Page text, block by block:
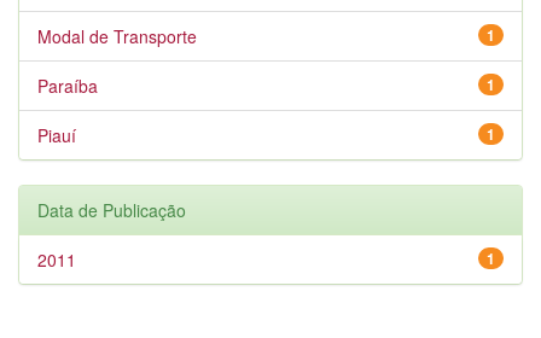
1
Modal de Transporte
1
Paraíba
1
Piauí
Data de Publicação
1
2011